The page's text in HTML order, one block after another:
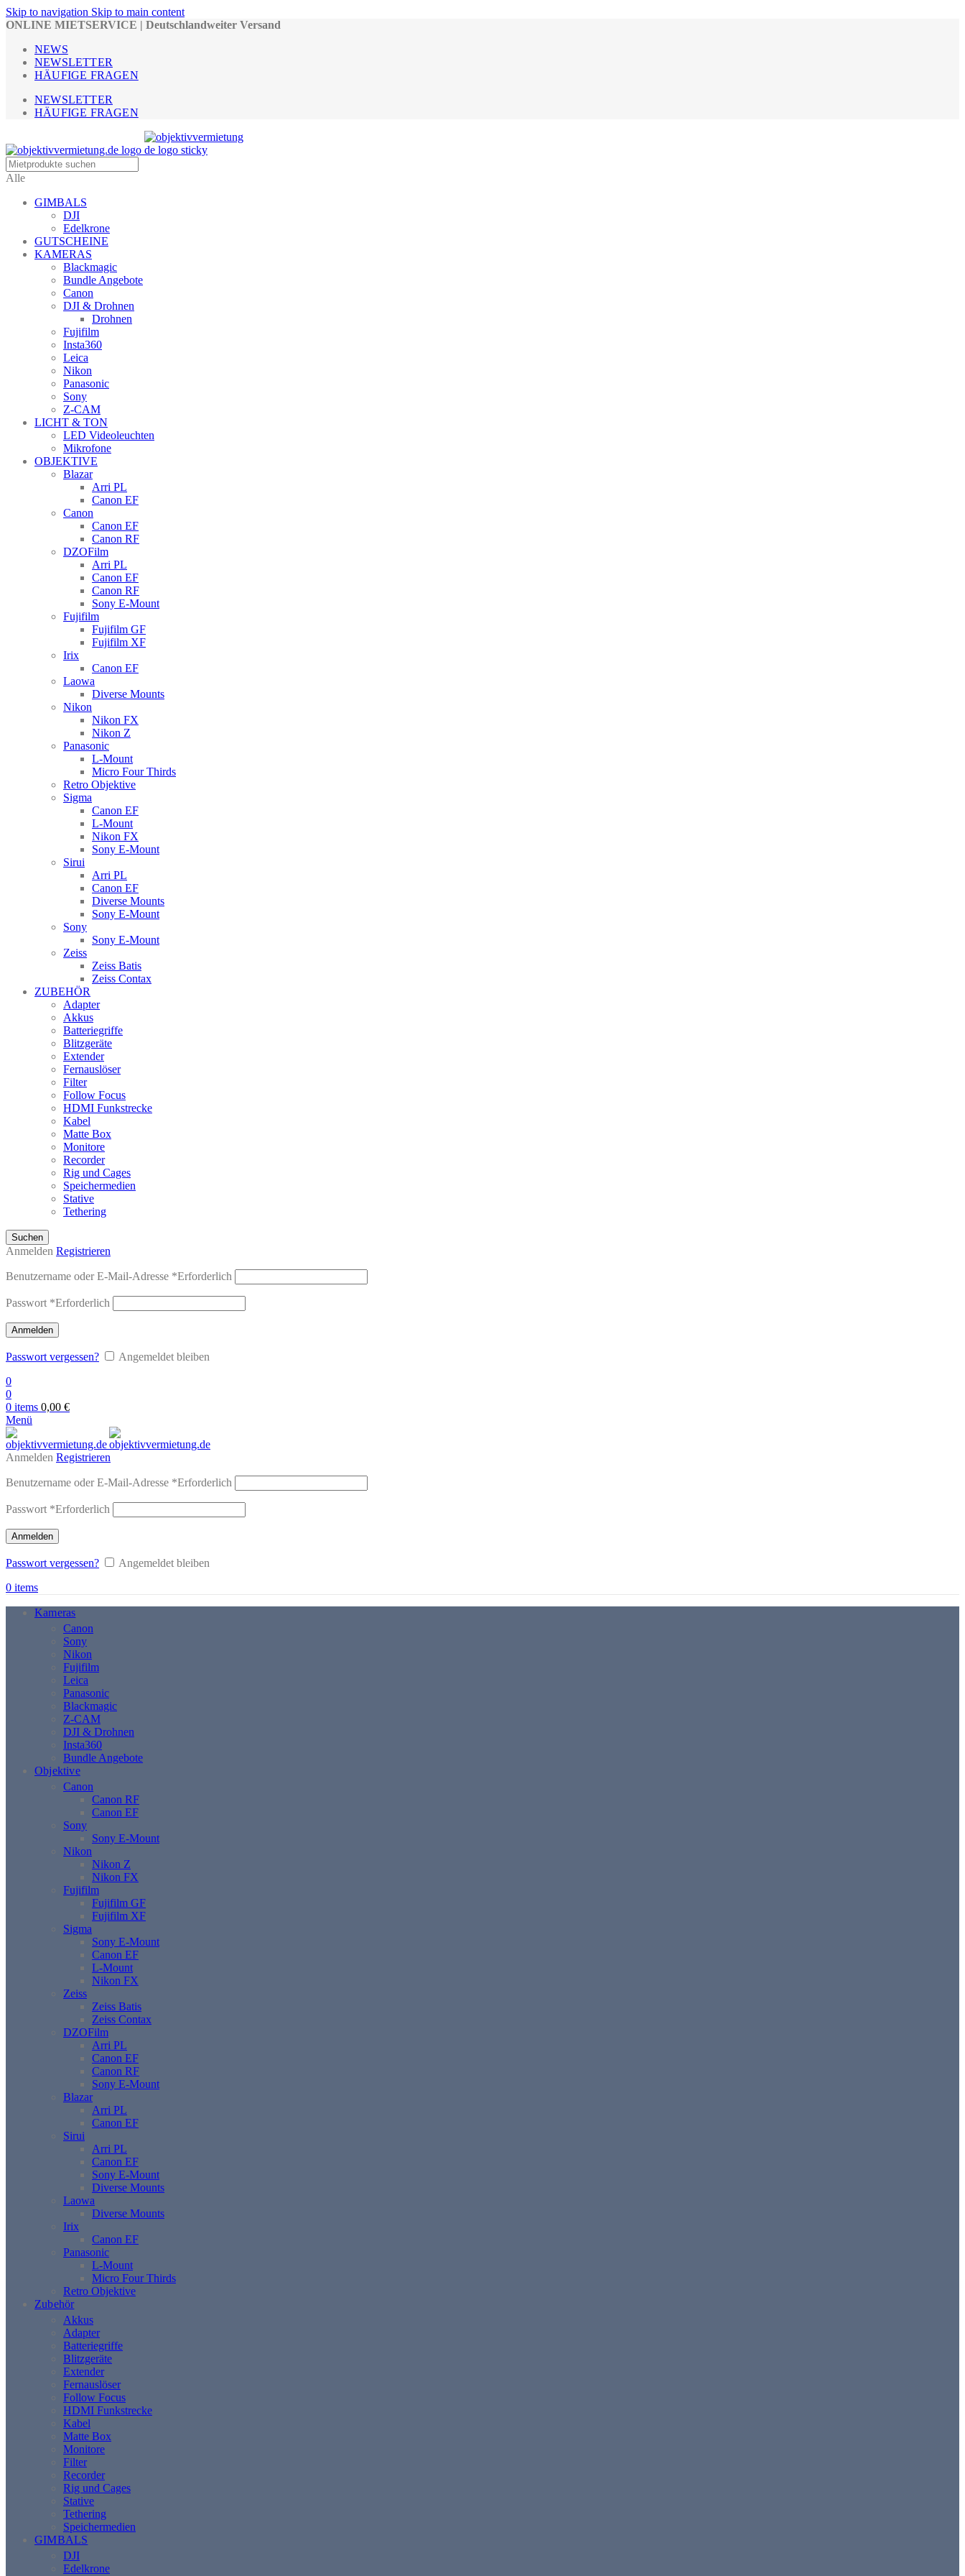
Skip to navigation Skip to main content
ONLINE MIETSERVICE | Deutschlandweiter Versand
NEWS
NEWSLETTER
HÄUFIGE FRAGEN
NEWSLETTER
HÄUFIGE FRAGEN
Alle
GIMBALS
DJI
Edelkrone
GUTSCHEINE
KAMERAS
Blackmagic
Bundle Angebote
Canon
DJI & Drohnen
Drohnen
Fujifilm
Insta360
Leica
Nikon
Panasonic
Sony
Z-CAM
LICHT & TON
LED Videoleuchten
Mikrofone
OBJEKTIVE
Blazar
Arri PL
Canon EF
Canon
Canon EF
Canon RF
DZOFilm
Arri PL
Canon EF
Canon RF
Sony E-Mount
Fujifilm
Fujifilm GF
Fujifilm XF
Irix
Canon EF
Laowa
Diverse Mounts
Nikon
Nikon FX
Nikon Z
Panasonic
L-Mount
Micro Four Thirds
Retro Objektive
Sigma
Canon EF
L-Mount
Nikon FX
Sony E-Mount
Sirui
Arri PL
Canon EF
Diverse Mounts
Sony E-Mount
Sony
Sony E-Mount
Zeiss
Zeiss Batis
Zeiss Contax
ZUBEHÖR
Adapter
Akkus
Batteriegriffe
Blitzgeräte
Extender
Fernauslöser
Filter
Follow Focus
HDMI Funkstrecke
Kabel
Matte Box
Monitore
Recorder
Rig und Cages
Speichermedien
Stative
Tethering
Suchen
Anmelden Registrieren
Benutzername oder E-Mail-Adresse *Erforderlich
Passwort *Erforderlich
Anmelden
Passwort vergessen?
Angemeldet bleiben
0
0
0 items 0,00 €
Menü
Anmelden Registrieren
Benutzername oder E-Mail-Adresse *Erforderlich
Passwort *Erforderlich
Anmelden
Passwort vergessen?
Angemeldet bleiben
0 items
Kameras
Canon
Sony
Nikon
Fujifilm
Leica
Panasonic
Blackmagic
Z-CAM
DJI & Drohnen
Insta360
Bundle Angebote
Objektive
Canon
Canon RF
Canon EF
Sony
Sony E-Mount
Nikon
Nikon Z
Nikon FX
Fujifilm
Fujifilm GF
Fujifilm XF
Sigma
Sony E-Mount
Canon EF
L-Mount
Nikon FX
Zeiss
Zeiss Batis
Zeiss Contax
DZOFilm
Arri PL
Canon EF
Canon RF
Sony E-Mount
Blazar
Arri PL
Canon EF
Sirui
Arri PL
Canon EF
Sony E-Mount
Diverse Mounts
Laowa
Diverse Mounts
Irix
Canon EF
Panasonic
L-Mount
Micro Four Thirds
Retro Objektive
Zubehör
Akkus
Adapter
Batteriegriffe
Blitzgeräte
Extender
Fernauslöser
Follow Focus
HDMI Funkstrecke
Kabel
Matte Box
Monitore
Filter
Recorder
Rig und Cages
Stative
Tethering
Speichermedien
GIMBALS
DJI
Edelkrone